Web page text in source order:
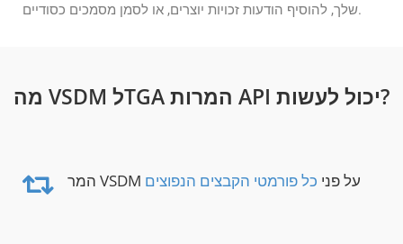
שלך, להוסיף הודעות זכויות יוצרים, או לסמן מסמכים כסודיים.
מה VSDM לTGA המרות API יכול לעשות?
המר VSDM על פני כל פורמטי הקבצים הנפוצים